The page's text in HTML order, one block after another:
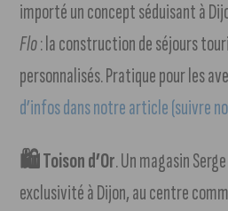
importé un concept séduisant à
Flo: la construction de séjours
personnalisés. Pratique pour les
d’infos dans notre article (suivre
🛍 Toison d’Or. Un magasin
exclusivité à Dijon, au centre